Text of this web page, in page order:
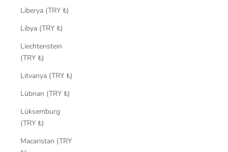
Liberya (TRY ₺)
Libya (TRY ₺)
Liechtenstein
(TRY ₺)
Litvanya (TRY ₺)
Lübnan (TRY ₺)
Lüksemburg
(TRY ₺)
Macaristan (TRY